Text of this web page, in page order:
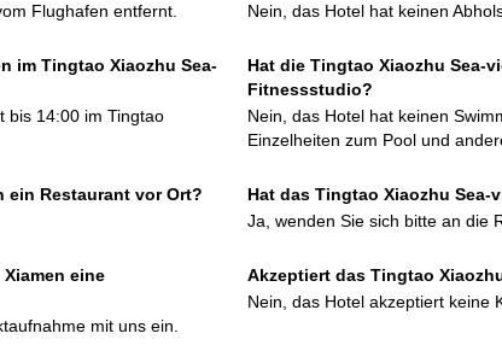
Flughafen entfernt.
Nein, das Hotel hat keinen
im Tingtao Xiaozhu Sea-
bis 14:00 im Tingtao
Hat die Tingtao Xiaozhu Sea-
Fitnessstudio?
Nein, das Hotel hat keinen
Einzelheiten zum Pool und
ein Restaurant vor Ort?
Hat das Tingtao Xiaozhu Sea-
Ja, wenden Sie sich bitte an die
eine
mit uns ein.
Akzeptiert das Tingtao
Nein, das Hotel akzeptiert keine